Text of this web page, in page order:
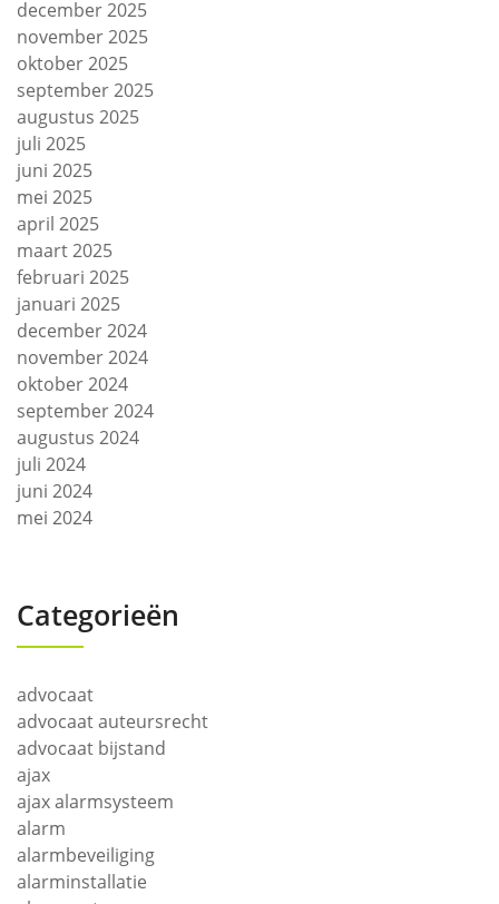
december 2025
november 2025
oktober 2025
september 2025
augustus 2025
juli 2025
juni 2025
mei 2025
april 2025
maart 2025
februari 2025
januari 2025
december 2024
november 2024
oktober 2024
september 2024
augustus 2024
juli 2024
juni 2024
mei 2024
Categorieën
advocaat
advocaat auteursrecht
advocaat bijstand
ajax
ajax alarmsysteem
alarm
alarmbeveiliging
alarminstallatie